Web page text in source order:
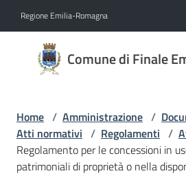
Regione Emilia-Romagna
Comune di Finale
Comune
di
Emilia
Amministrazione
Home / Amministrazione /
Atti normativi / Regolamenti /
Regolamento per le concessioni in
patrimoniali di proprietà o nella